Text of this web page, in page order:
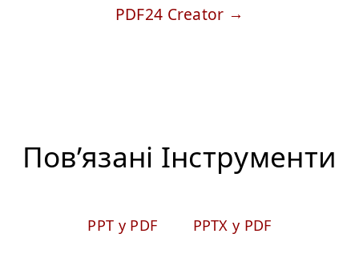
PDF24 Creator
Пов’язані Iнструменти
PPT у PDF PPTX у PDF